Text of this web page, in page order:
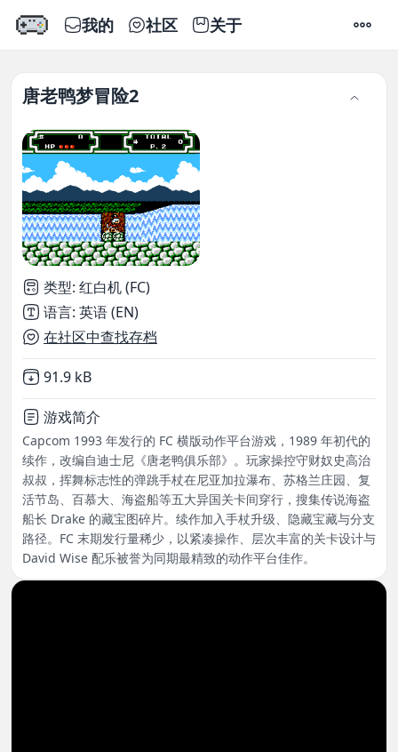
我的 社区 关于 设置
唐老鸭梦冒险2
类型: 红白机 (FC)
语言: 英语 (EN)
在社区中查找存档
Not downloaded
91.9 kB
游戏简介
Capcom 1993 年发行的 FC 横版动作平台游戏，1989 年初代的
续作，改编自迪士尼《唐老鸭俱乐部》。玩家操控守财奴史高治
叔叔，挥舞标志性的弹跳手杖在尼亚加拉瀑布、苏格兰庄园、复
活节岛、百慕大、海盗船等五大异国关卡间穿行，搜集传说海盗
船长 Drake 的藏宝图碎片。续作加入手杖升级、隐藏宝藏与分支
路径。FC 末期发行量稀少，以紧凑操作、层次丰富的关卡设计与
David Wise 配乐被誉为同期最精致的动作平台佳作。